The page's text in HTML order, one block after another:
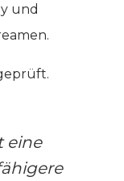
und
eine